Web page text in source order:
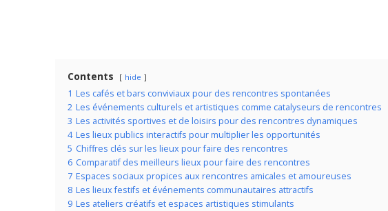
Contents hide
1 Les cafés et bars conviviaux pour des rencontres spontanées
2 Les événements culturels et artistiques comme catalyseurs de rencontres
3 Les activités sportives et de loisirs pour des rencontres dynamiques
4 Les lieux publics interactifs pour multiplier les opportunités
5 Chiffres clés sur les lieux pour faire des rencontres
6 Comparatif des meilleurs lieux pour faire des rencontres
7 Espaces sociaux propices aux rencontres amicales et amoureuses
8 Les lieux festifs et événements communautaires attractifs
9 Les ateliers créatifs et espaces artistiques stimulants